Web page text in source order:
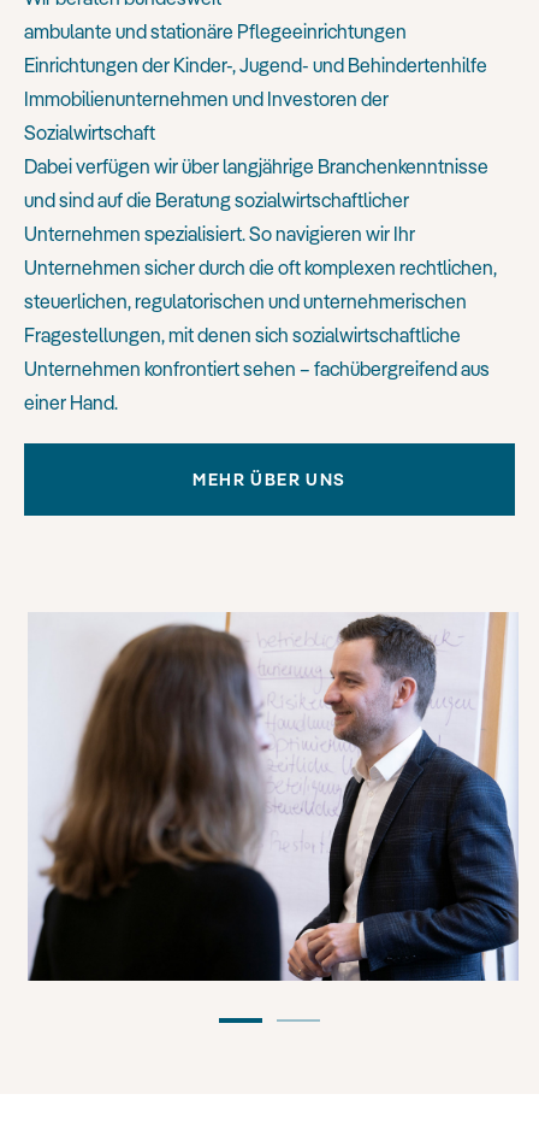
ambulante und stationäre Pflegeeinrichtungen
Einrichtungen der Kinder-, Jugend- und Behindertenhilfe
Immobilienunternehmen und Investoren der
Sozialwirtschaft
Dabei verfügen wir über langjährige Branchenkenntnisse
und sind auf die Beratung sozialwirtschaftlicher
Unternehmen spezialisiert. So navigieren wir Ihr
Unternehmen sicher durch die oft komplexen rechtlichen,
steuerlichen, regulatorischen und unternehmerischen
Fragestellungen, mit denen sich sozialwirtschaftliche
Unternehmen konfrontiert sehen – fachübergreifend aus
einer Hand.
MEHR ÜBER UNS